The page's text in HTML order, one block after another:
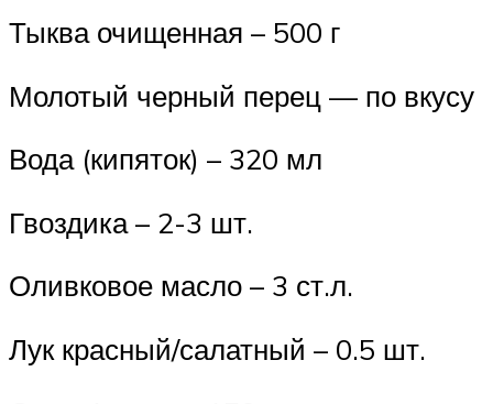
Тыква очищенная – 500 г
Молотый черный перец — по вкусу
Вода (кипяток) – 320 мл
Гвоздика – 2-3 шт.
Оливковое масло – 3 ст.л.
Лук красный/салатный – 0.5 шт.